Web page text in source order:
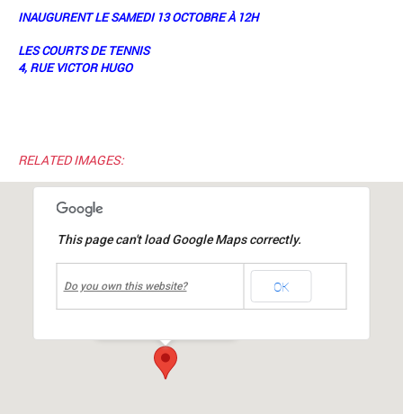
INAUGURENT LE SAMEDI 13 OCTOBRE À 12H
LES COURTS DE TENNIS
4, RUE VICTOR HUGO
RELATED IMAGES:
courts de tennis
This page can't load Google Maps correctly.
Do you own this website? OK